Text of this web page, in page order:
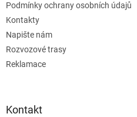
Podmínky ochrany osobních údajů
Kontakty
Napište nám
Rozvozové trasy
Reklamace
Kontakt